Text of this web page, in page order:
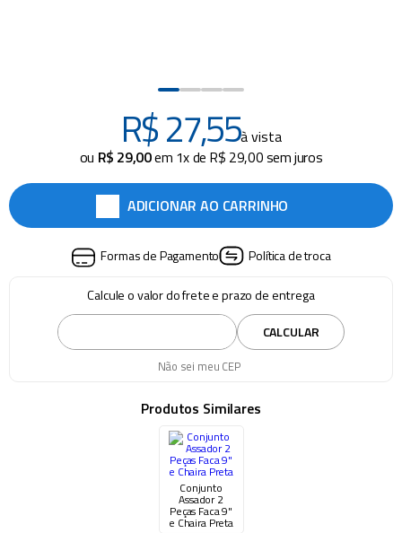
R$27,55à vista
ou R$ 29,00em 1x de R$ 29,00sem juros
ADICIONAR AO CARRINHO
Formas de Pagamento Política de troca
Calcule o valor do frete e prazo de entrega
Não sei meu CEP
CALCULAR
Produtos Similares
Conjunto
Assador 2
Peças Faca 9"
e Chaira Preta